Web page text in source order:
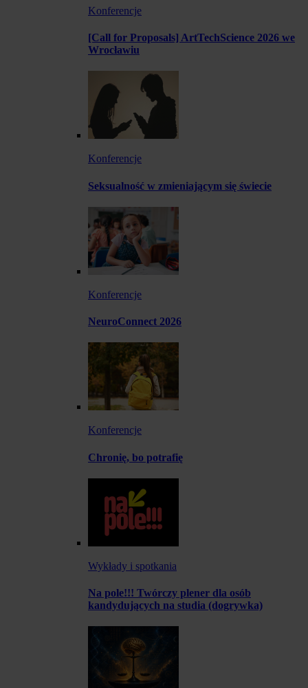
Konferencje
[Call for Proposals] ArtTechScience 2026 we
Wrocławiu
Konferencje
Seksualność w zmieniającym się świecie
Konferencje
NeuroConnect 2026
Konferencje
Chronię, bo potrafię
Wykłady i spotkania
Na pole!!! Twórczy plener dla osób
kandydujących na studia (dogrywka)